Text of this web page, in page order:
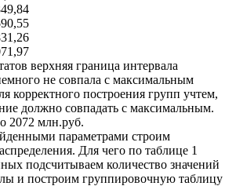
верхняя граница интервала
не совпала с максимальным
корректного построения групп учтем,
должно совпадать с максимальным.
2072 млн.руб.
параметрами строим
Для чего по таблице 1
подсчитываем количество значений
и построим группировочную таблицу